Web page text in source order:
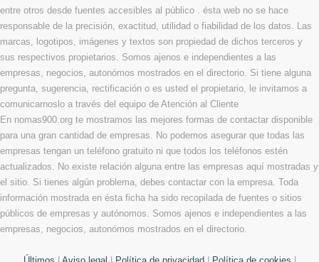
entre otros desde fuentes accesibles al público . ésta web no se hace
responsable de la precisión, exactitud, utilidad o fiabilidad de los datos. Las
marcas, logotipos, imágenes y textos son propiedad de dichos terceros y
sus respectivos propietarios. Somos ajenos e independientes a las
empresas, negocios, autonómos mostrados en el directorio. Si tiene alguna
pregunta, sugerencia, rectificación o es usted el propietario, le invitamos a
comunicarnoslo a través del equipo de Atención al Cliente
En nomas900.org te mostramos las mejores formas de contactar disponible
para una gran cantidad de empresas. No podemos asegurar que todas las
empresas tengan un teléfono gratuito ni que todos los teléfonos estén
actualizados. No existe relación alguna entre las empresas aquí mostradas y
el sitio. Si tienes algún problema, debes contactar con la empresa. Toda
información mostrada en ésta ficha ha sido recopilada de fuentes o sitios
públicos de empresas y autónomos. Somos ajenos e independientes a las
empresas, negocios, autonómos mostrados en el directorio.